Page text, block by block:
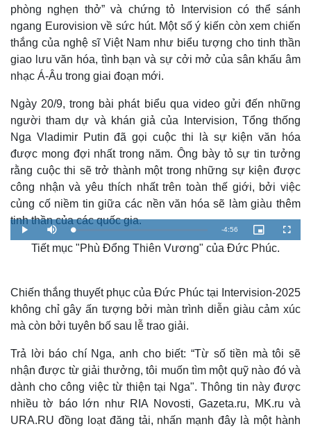
Thế giới
Quan sát
Cuộc sống đó đây
Multimedia
Video
Infographic
phòng nghẹn thở” và chứng tỏ Intervision có thể sánh
ngang Eurovision về sức hút. Một số ý kiến còn xem chiến
thắng của nghệ sĩ Việt Nam như biểu tượng cho tinh thần
giao lưu văn hóa, tình bạn và sự cởi mở của sân khấu âm
nhạc Á-Âu trong giai đoạn mới.
Ngày 20/9, trong bài phát biểu qua video gửi đến những
người tham dự và khán giả của Intervision, Tổng thống
Nga Vladimir Putin đã gọi cuộc thi là sự kiện văn hóa
được mong đợi nhất trong năm. Ông bày tỏ sự tin tưởng
rằng cuộc thi sẽ trở thành một trong những sự kiện được
công nhận và yêu thích nhất trên toàn thế giới, bởi việc
củng cố niềm tin giữa các nền văn hóa sẽ làm giàu thêm
tinh thần của các quốc gia.
P
l
M
u
t
e
L
o
a
.
6
%
R
e
a
i
i
n
T
-4:56
P
i
c
t
n
P
e
F
u
e
n
Tiết mục "Phù Đổng Thiên Vương" của Đức Phúc.
Chiến thắng thuyết phục của Đức Phúc tại Intervision-2025
không chỉ gây ấn tượng bởi màn trình diễn giàu cảm xúc
mà còn bởi tuyên bố sau lễ trao giải.
Trả lời báo chí Nga, anh cho biết: “Từ số tiền mà tôi sẽ
nhận được từ giải thưởng, tôi muốn tìm một quỹ nào đó và
dành cho công việc từ thiện tại Nga". Thông tin này được
nhiều tờ báo lớn như RIA Novosti, Gazeta.ru, MK.ru và
URA.RU đồng loạt đăng tải, nhấn mạnh đây là một hành